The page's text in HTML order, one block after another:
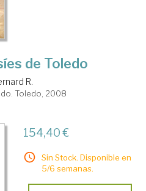
de Toledo
R.
Toledo, 2008
154,40 €
Sin Stock. Disponible en
5/6 semanas.